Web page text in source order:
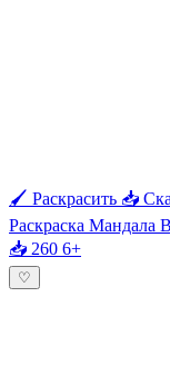
🖌 Раскрасить 📥
Раскраска Мандала
📥 260 6+
♡